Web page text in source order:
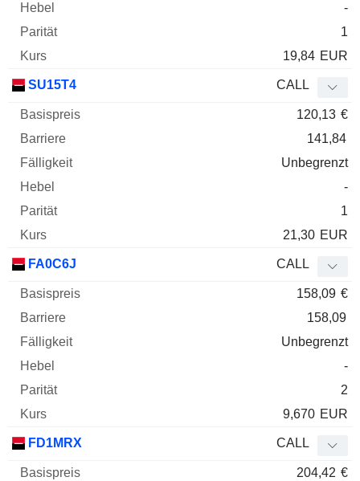
-
1
19,84 EUR
SU15T4 CALL
120,13 €
141,84
Unbegrenzt
-
1
21,30 EUR
FA0C6J CALL
158,09 €
158,09
Unbegrenzt
-
2
9,670 EUR
FD1MRX CALL
204,42 €